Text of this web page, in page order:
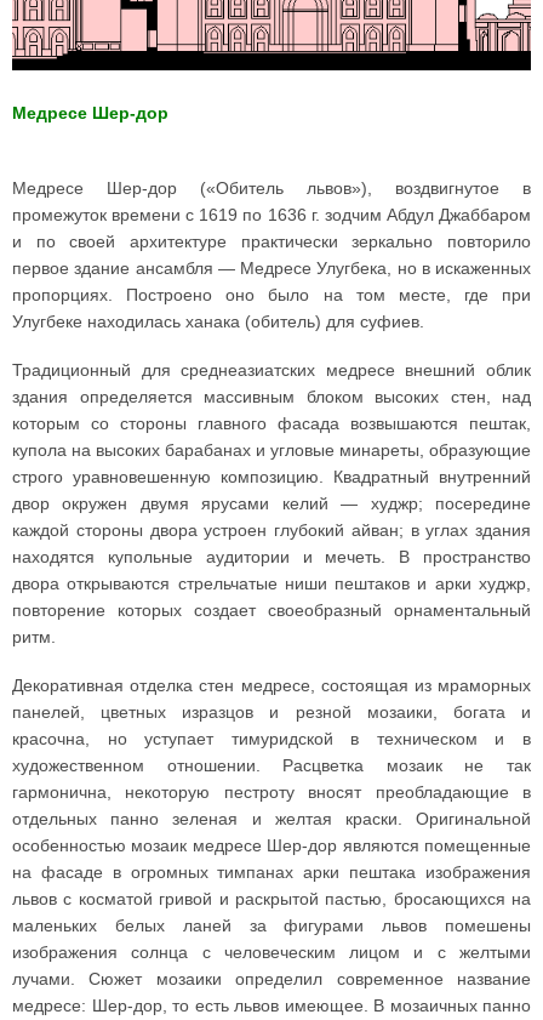
Медресе Шер-дор
Медресе Шер-дор («Обитель львов»), воздвигнутое в
промежуток времени с 1619 по 1636 г. зодчим Абдул Джаббаром
и по своей архитектуре практически зеркально повторило
первое здание ансамбля — Медресе Улугбека, но в искаженных
пропорциях. Построено оно было на том месте, где при
Улугбеке находилась ханака (обитель) для суфиев.
Традиционный для среднеазиатских медресе внешний облик
здания определяется массивным блоком высоких стен, над
которым со стороны главного фасада возвышаются пештак,
купола на высоких барабанах и угловые минареты, образующие
строго уравновешенную композицию. Квадратный внутренний
двор окружен двумя ярусами келий — худжр; посередине
каждой стороны двора устроен глубокий айван; в углах здания
находятся купольные аудитории и мечеть. В пространство
двора открываются стрельчатые ниши пештаков и арки худжр,
повторение которых создает своеобразный орнаментальный
ритм.
Декоративная отделка стен медресе, состоящая из мраморных
панелей, цветных изразцов и резной мозаики, богата и
красочна, но уступает тимуридской в техническом и в
художественном отношении. Расцветка мозаик не так
гармонична, некоторую пестроту вносят преобладающие в
отдельных панно зеленая и желтая краски. Оригинальной
особенностью мозаик медресе Шер-дор являются помещенные
на фасаде в огромных тимпанах арки пештака изображения
львов с косматой гривой и раскрытой пастью, бросающихся на
маленьких белых ланей за фигурами львов помешены
изображения солнца с человеческим лицом и с желтыми
лучами. Сюжет мозаики определил современное название
медресе: Шер-дор, то есть львов имеющее. В мозаичных панно